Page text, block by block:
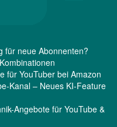
für neue Abonnenten?
für YouTuber bei Amazon
Kanal – Neues KI-Feature
Angebote für YouTube &